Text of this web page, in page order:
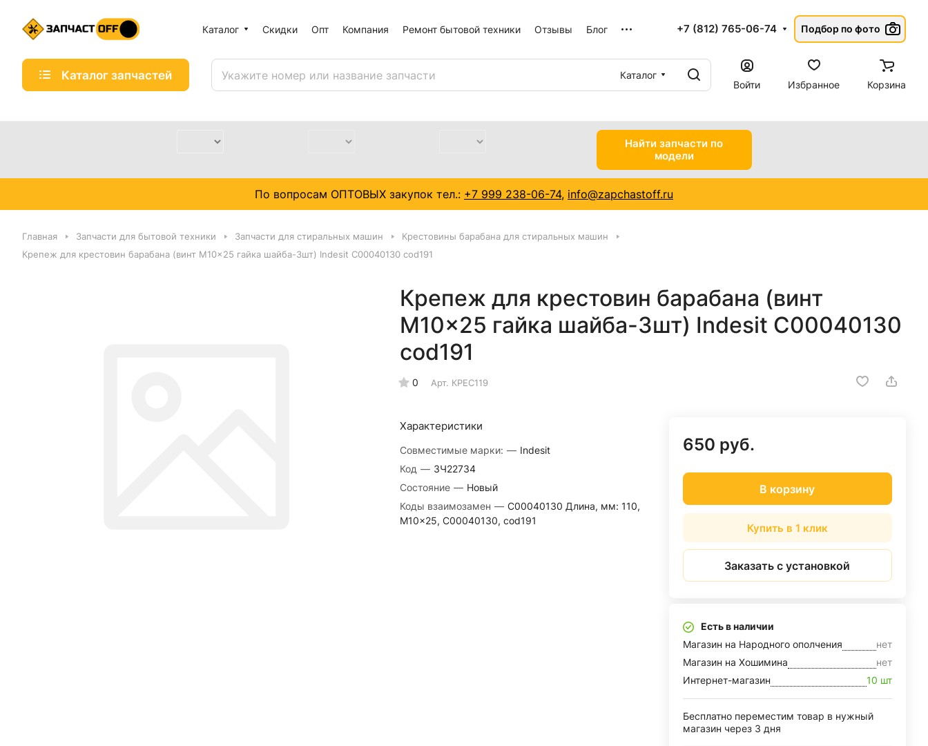
Каталог Скидки Опт Компания Ремонт бытовой техники Отзывы Блог +7 (812) 765-06-74 Подбор по фото
Каталог запчастей
Каталог
Войти
Избранное Корзина
Найти запчасти по
модели
По вопросам ОПТОВЫХ закупок тел.: +7 999 238-06-74, info@zapchastoff.ru
Главная Запчасти для бытовой техники Запчасти для стиральных машин
Крестовины барабана для стиральных машин
Крепеж для крестовин барабана (винт M10x25 гайка шайба-3шт) Indesit C00040130 cod191
Крепеж для крестовин барабана (винт
M10x25 гайка шайба-3шт) Indesit C00040130
cod191
0 Арт. КРЕС119
Характеристики
Совместимые марки: — Indesit
Код — ЗЧ22734
Состояние — Новый
Коды взаимозамен — C00040130 Длина, мм: 110,
M10x25, C00040130, cod191
650 руб.
В корзину
Купить в 1 клик
Заказать с установкой
Есть в наличии
Магазин на Народного ополчения
нет
Магазин на Хошимина
нет
Интернет-магазин
10 шт
Бесплатно переместим товар в нужный
магазин через 3 дня